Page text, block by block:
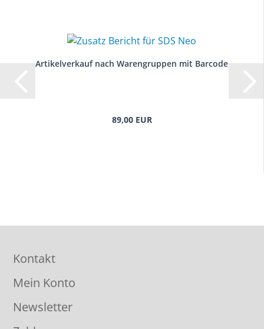
Artikelverkauf nach Warengruppen mit Barcode
89,00 EUR
Kontakt
Mein Konto
Newsletter